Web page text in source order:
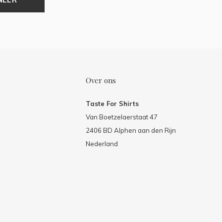
Over ons
Taste For Shirts
Van Boetzelaerstaat 47
2406 BD Alphen aan den Rijn
Nederland